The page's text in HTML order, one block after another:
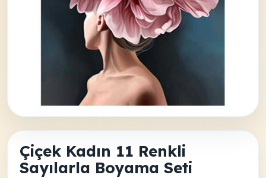
Çiçek Kadın 11 Renkli
Sayılarla Boyama Seti